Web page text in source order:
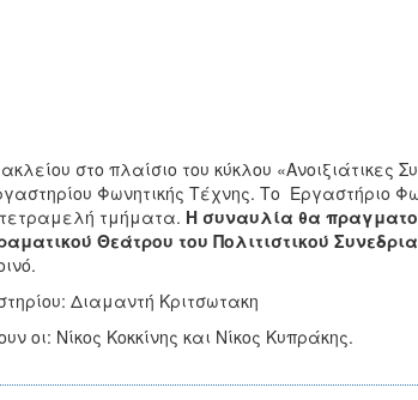
στο πλαίσιο του κύκλου «Ανοιξιάτικες
Φωνητικής Τέχνης. Το Εργαστήριο
τμήματα. Η συναυλία θα
Θεάτρου του Πολιτιστικού
Διαμαντή Κριτσωτακη
οι: Νίκος Κοκκίνης και Νίκος Κυπράκης.